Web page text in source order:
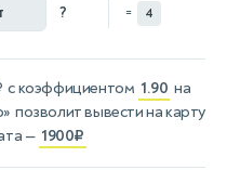
? = 4
с коэффициентом 1.90 на
позволит вывести на карту
— 1900₽